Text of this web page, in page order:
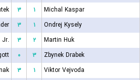
۳ ۱
Michal Kaspar
۳ ۱
Ondrej Kysely
Jr.
۳ ۲
Martin Huk
۰ ۳
Zbynek Drabek
۳ ۱
Viktor Vejvoda